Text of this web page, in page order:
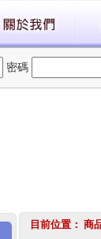
密碼
目前位置： 商